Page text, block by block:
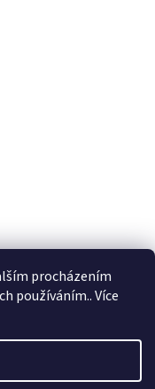
procházením
používáním.. Více